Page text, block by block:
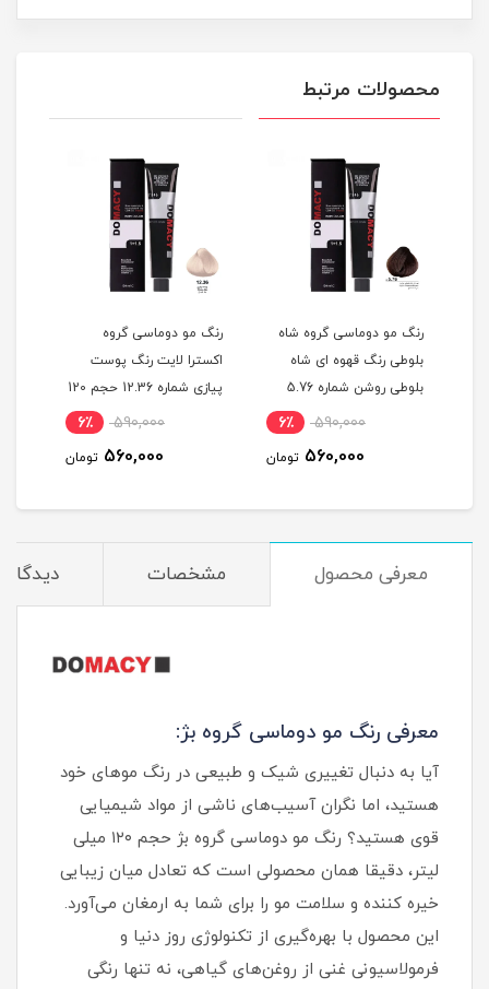
محصولات مرتبط
رنگ مو دوماسی گروه شاه
بلوطی رنگ قهوه ای شاه
بلوطی روشن شماره 5.76
590,000 6٪
560,000 تومان
رنگ مو دوماسی گروه
اکسترا لایت رنگ پوست
پیازی شماره 12.36 حجم 120
590,000 6٪
560,000 تومان
معرفی محصول مشخصات
معرفی رنگ مو دوماسی گروه بژ:
آیا به دنبال تغییری شیک و طبیعی در رنگ موهای خود
هستید، اما نگران آسیب‌های ناشی از مواد شیمیایی
قوی هستید؟ رنگ مو دوماسی گروه بژ حجم ۱۲۰ میلی
لیتر، دقیقا همان محصولی است که تعادل میان زیبایی
خیره کننده و سلامت مو را برای شما به ارمغان می‌آورد.
این محصول با بهره‌گیری از تکنولوژی روز دنیا و
فرمولاسیونی غنی از روغن‌های گیاهی، نه تنها رنگی